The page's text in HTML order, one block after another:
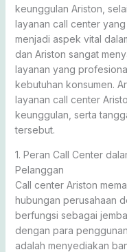
keunggulan Ariston,
layanan call center
menjadi aspek vital
dan Ariston sangat
layanan yang
kebutuhan konsumen.
layanan call center
keunggulan, serta
tersebut.
1. Peran Call Center
Pelanggan
Call center Ariston
hubungan perusahaan
berfungsi sebagai
dengan para
adalah menyediakan